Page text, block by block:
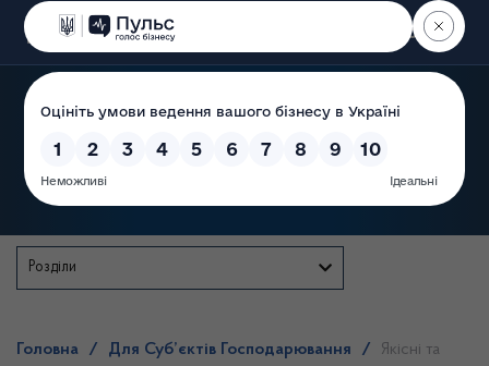
Пошук
Розділи
Головна / Для Суб’єктів Господарювання /
Якісні та